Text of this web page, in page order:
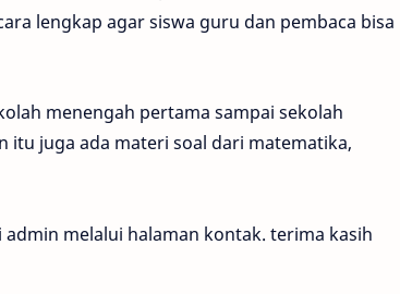
lengkap agar siswa guru dan pembaca bisa
menengah pertama sampai sekolah
itu juga ada materi soal dari matematika,
melalui halaman kontak. terima kasih